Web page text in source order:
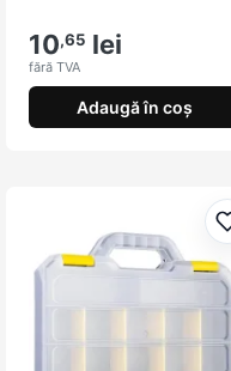
10,65 lei
fără TVA
Adaugă în coș